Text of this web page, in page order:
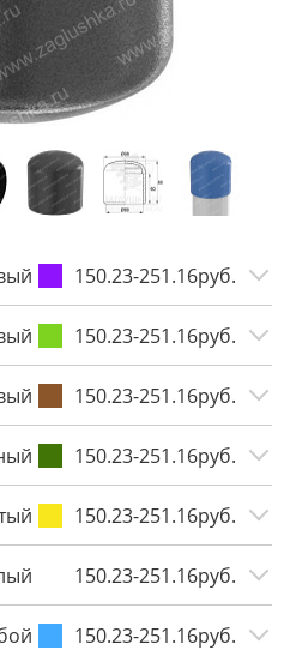
150.23-251.16руб.
150.23-251.16руб.
150.23-251.16руб.
150.23-251.16руб.
150.23-251.16руб.
150.23-251.16руб.
150.23-251.16руб.